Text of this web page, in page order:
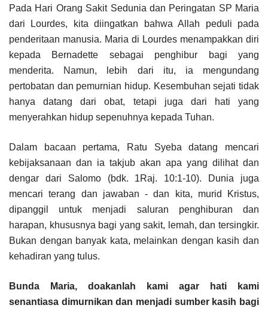
Pada Hari Orang Sakit Sedunia dan Peringatan SP Maria
dari Lourdes, kita diingatkan bahwa Allah peduli pada
penderitaan manusia. Maria di Lourdes menampakkan diri
kepada Bernadette sebagai penghibur bagi yang
menderita. Namun, lebih dari itu, ia mengundang
pertobatan dan pemurnian hidup. Kesembuhan sejati tidak
hanya datang dari obat, tetapi juga dari hati yang
menyerahkan hidup sepenuhnya kepada Tuhan.
Dalam bacaan pertama, Ratu Syeba datang mencari
kebijaksanaan dan ia takjub akan apa yang dilihat dan
dengar dari Salomo (bdk. 1Raj. 10:1-10). Dunia juga
mencari terang dan jawaban - dan kita, murid Kristus,
dipanggil untuk menjadi saluran penghiburan dan
harapan, khususnya bagi yang sakit, lemah, dan tersingkir.
Bukan dengan banyak kata, melainkan dengan kasih dan
kehadiran yang tulus.
Bunda Maria, doakanlah kami agar hati kami
senantiasa dimurnikan dan menjadi sumber kasih bagi